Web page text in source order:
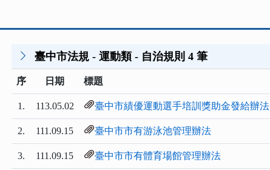
臺中市法規 - 運動類 - 自治規則 4 筆
序 日期 標題
1. 113.05.02 臺中市績優運動選手培訓獎助金發給辦法
2. 111.09.15 臺中市市有游泳池管理辦法
3. 111.09.15 臺中市市有體育場館管理辦法